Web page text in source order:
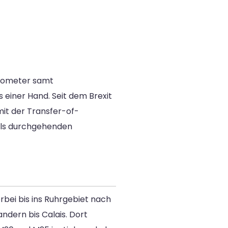
samt
Hand. Seit dem Brexit
der Transfer-of-
durchgehenden
bis ins Ruhrgebiet nach
bis Calais. Dort